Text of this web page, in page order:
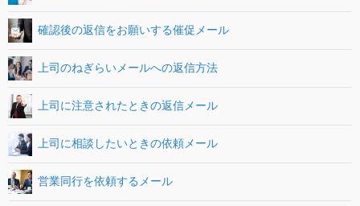
確認後の返信をお願いする催促メール
上司のねぎらいメールへの返信方法
上司に注意されたときの返信メール
上司に相談したいときの依頼メール
営業同行を依頼するメール